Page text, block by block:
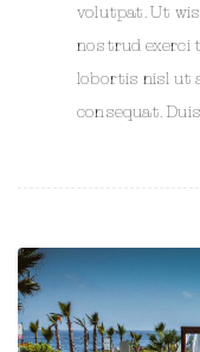
volutpat. Ut
nostrud exerci
lobortis nisl ut
consequat.